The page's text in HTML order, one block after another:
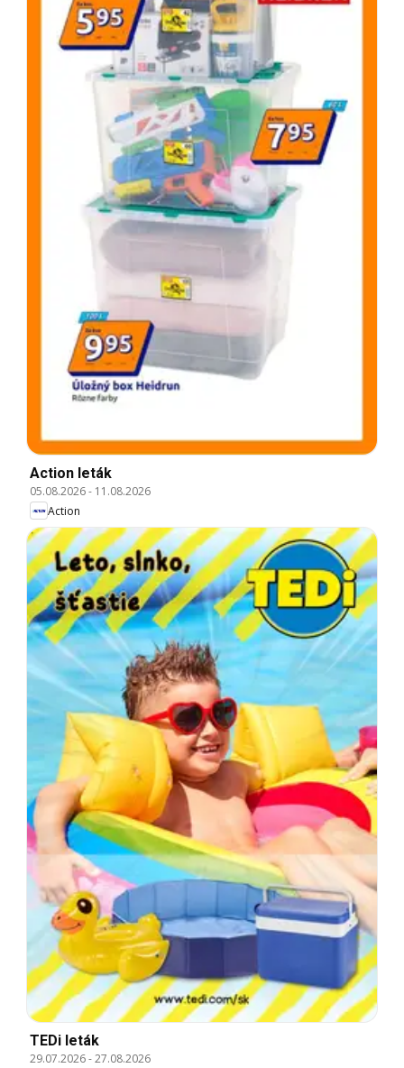
Action leták
05.08.2026- 11.08.2026
Action
TEDi leták
29.07.2026-27.08.2026